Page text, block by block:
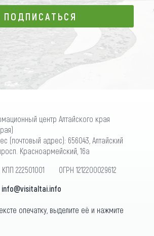
ПОДПИСАТЬСЯ
ПОДПИСАТЬСЯ
центр Алтайского края
(почтовый адрес): 656043, Алтайский
Красноармейский, 16а
222501001 ОГРН 1212200029612
info@visitaltai.info
опечатку, выделите её и нажмите